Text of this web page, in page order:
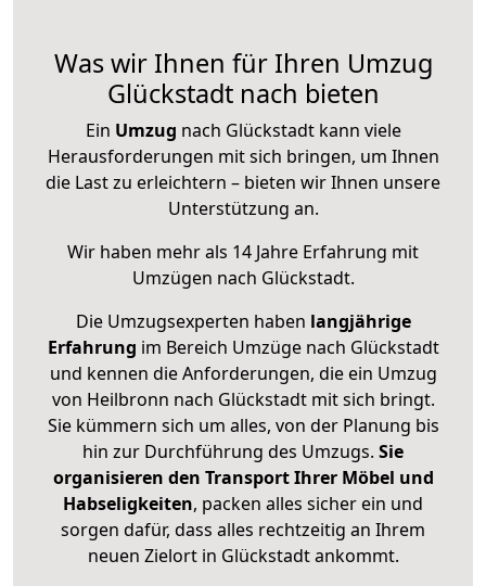
Was wir Ihnen für Ihren Umzug
Glückstadt nach bieten
Ein Umzug nach Glückstadt kann viele
Herausforderungen mit sich bringen, um Ihnen
die Last zu erleichtern – bieten wir Ihnen unsere
Unterstützung an.
Wir haben mehr als 14 Jahre Erfahrung mit
Umzügen nach Glückstadt.
Die Umzugsexperten haben langjährige
Erfahrung im Bereich Umzüge nach Glückstadt
und kennen die Anforderungen, die ein Umzug
von Heilbronn nach Glückstadt mit sich bringt.
Sie kümmern sich um alles, von der Planung bis
hin zur Durchführung des Umzugs. Sie
organisieren den Transport Ihrer Möbel und
Habseligkeiten, packen alles sicher ein und
sorgen dafür, dass alles rechtzeitig an Ihrem
neuen Zielort in Glückstadt ankommt.